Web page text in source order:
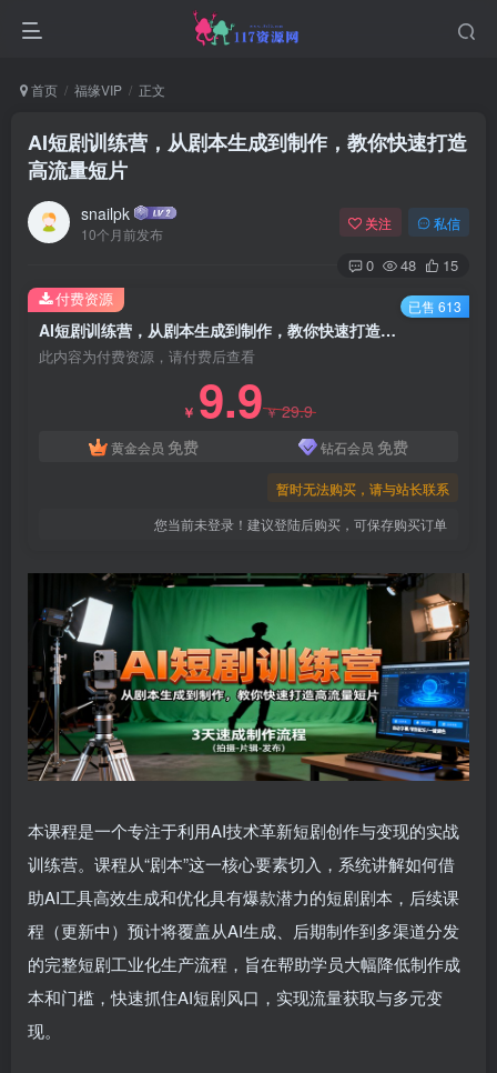
首页 福缘VIP 正文
AI短剧训练营，从剧本生成到制作，教你快速打造
高流量短片
snailpk
10个月前发布
关注 私信
0 48 15
AI短剧训练营，从剧本生成到制作，教你快速打造高流量短片
此内容为付费资源，请付费后查看
￥ 9.9￥29.9
黄金会员 免费 钻石会员 免费
暂时无法购买，请与站长联系
您当前未登录！建议登陆后购买，可保存购买订单
付费资源 已售 613
本课程是一个专注于利用AI技术革新短剧创作与变现的实战
训练营。课程从“剧本”这一核心要素切入，系统讲解如何借
助AI工具高效生成和优化具有爆款潜力的短剧剧本，后续课
程（更新中）预计将覆盖从AI生成、后期制作到多渠道分发
的完整短剧工业化生产流程，旨在帮助学员大幅降低制作成
本和门槛，快速抓住AI短剧风口，实现流量获取与多元变
现。